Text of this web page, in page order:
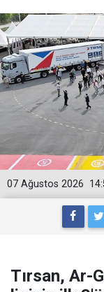
07 Ağustos 2026
Tırsan, Ar-